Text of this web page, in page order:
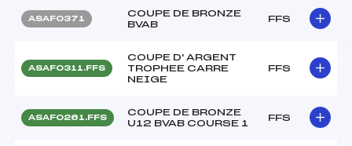
ASAF0371
COUPE DE BRONZE
BVAB
FFS
ASAF0311.FFS
COUPE D' ARGENT
TROPHEE CARRE
NEIGE
FFS
ASAF0261.FFS
COUPE DE BRONZE
U12 BVAB COURSE 1
FFS